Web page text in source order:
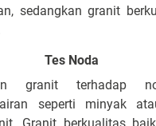
sedangkan granit
Tes Noda
granit terhadap
seperti minyak